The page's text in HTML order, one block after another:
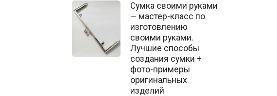
Сумка своими руками
— мастер-класс по
изготовлению
своими руками.
Лучшие способы
создания сумки +
фото-примеры
оригинальных
изделий